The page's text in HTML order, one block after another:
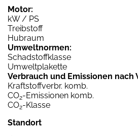
Motor:
kW / PS
Treibstoff
Hubraum
Umweltnormen:
Schadstoffklasse
Umweltplakette
Verbrauch und Emissionen nach
Kraftstoffverbr. komb.
CO2-Emissionen komb.
CO2-Klasse
Standort